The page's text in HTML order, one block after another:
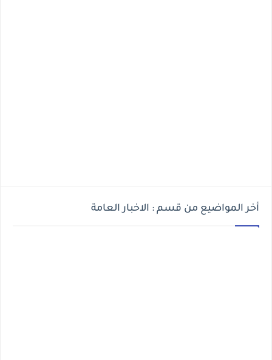
أخر المواضيع من قسم : الاخبار العامة